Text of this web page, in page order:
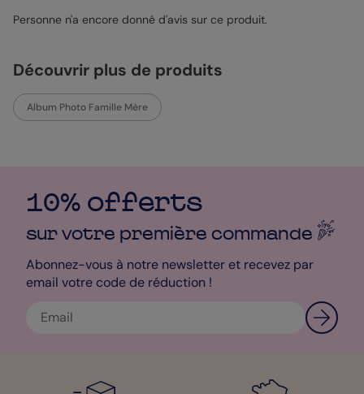
vous conseille de craquer pour notre Album Photo Mini
élégant, à l’image de votre maman. J’ai prévu pour votre maman
une mise en page très délicate avec des fleurs blanches qui
illumineront vos photos et décoreront vos mots. Popcarte vous
donne la possibilité de rendre unique votre Album Photo "Fleurs
en Fête" grâce à notre studio de personnalisation. La fête des
font penser à votre maman. Dites-lui “Je t’Aime” avec un grand
A. Votre création sera imprimée puis expédiée en quelques
jours chez vous si vous souhaitez lui donner en main propre ou
directement chez votre maman. À vous de choisir ! Imaginez la
lettres cette belle attention. Notre service client se tient à votre
disposition si vous avez la moindre question !
Bénédicte - Designer
Personne n'a encore donné d'avis sur ce produit.
Découvrir plus de produits
Album Photo Famille Mère
10% offerts
sur votre première commande
Abonnez-vous à notre newsletter et recevez par
email votre code de réduction !